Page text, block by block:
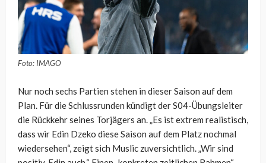
Foto: IMAGO
Nur noch sechs Partien stehen in dieser Saison auf dem
Plan. Für die Schlussrunden kündigt der S04-Übungsleiter
die Rückkehr seines Torjägers an. „Es ist extrem realistisch,
dass wir Edin Dzeko diese Saison auf dem Platz nochmal
wiedersehen“, zeigt sich Muslic zuversichtlich. „Wir sind